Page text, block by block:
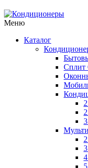
Меню
Каталог
Сплит